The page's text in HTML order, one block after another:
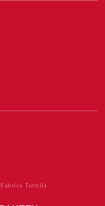
Fabrica Tortilla